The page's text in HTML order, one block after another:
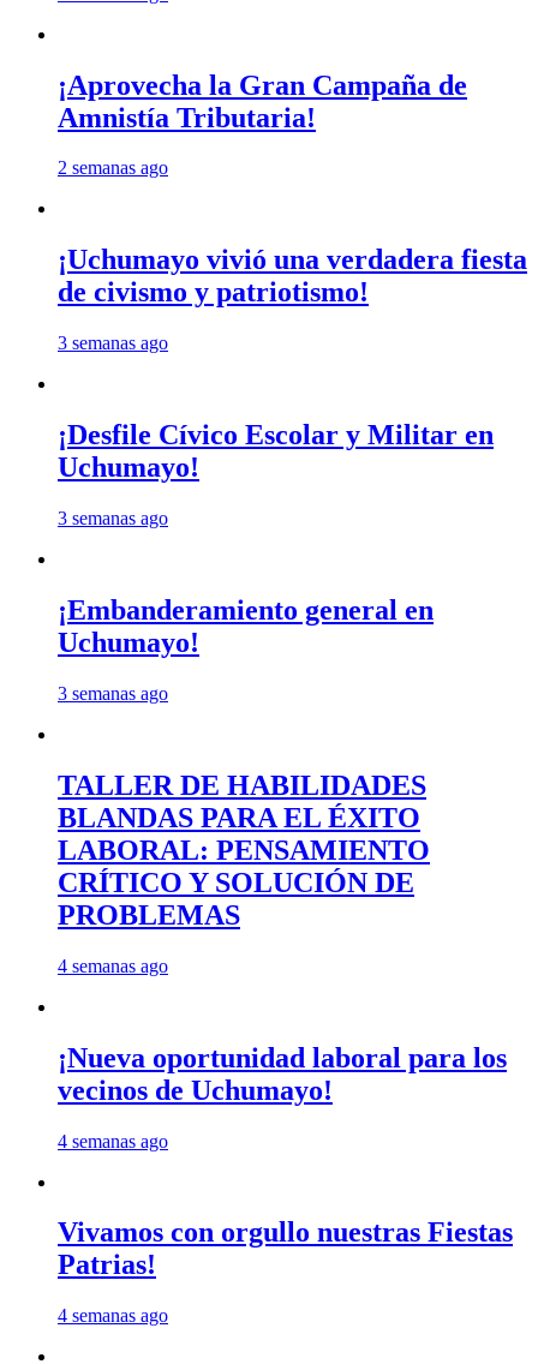
¡Aprovecha la Gran Campaña de
Amnistía Tributaria!
2 semanas ago
¡Uchumayo vivió una verdadera fiesta
de civismo y patriotismo!
3 semanas ago
¡Desfile Cívico Escolar y Militar en
Uchumayo!
3 semanas ago
¡Embanderamiento general en
Uchumayo!
3 semanas ago
TALLER DE HABILIDADES
BLANDAS PARA EL ÉXITO
LABORAL: PENSAMIENTO
CRÍTICO Y SOLUCIÓN DE
PROBLEMAS
4 semanas ago
¡Nueva oportunidad laboral para los
vecinos de Uchumayo!
4 semanas ago
Vivamos con orgullo nuestras Fiestas
Patrias!
4 semanas ago